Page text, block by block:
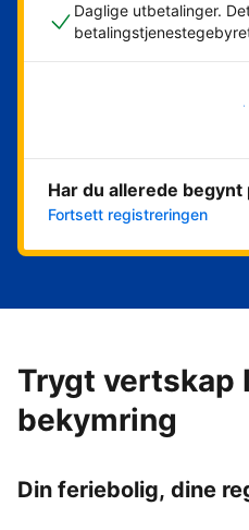
Daglige utbetalinger.
Kom i gang
Har du allerede
Fortsett registreringen
Trygt vertskap
bekymring
Din feriebolig, dine